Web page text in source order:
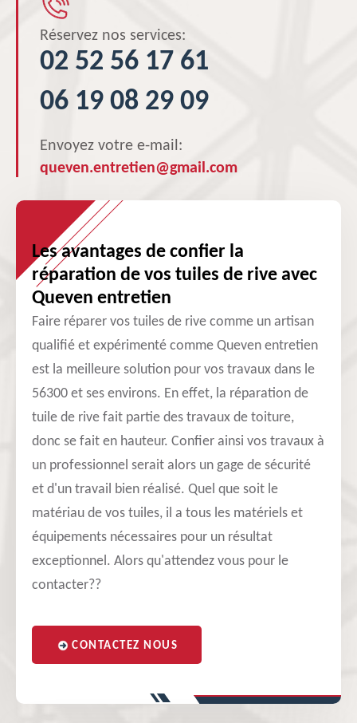
Réservez nos services:
02 52 56 17 61
06 19 08 29 09
Envoyez votre e-mail:
queven.entretien@gmail.com
Les avantages de confier la
réparation de vos tuiles de rive avec
Queven entretien
Faire réparer vos tuiles de rive comme un artisan
qualifié et expérimenté comme Queven entretien
est la meilleure solution pour vos travaux dans le
56300 et ses environs. En effet, la réparation de
tuile de rive fait partie des travaux de toiture,
donc se fait en hauteur. Confier ainsi vos travaux à
un professionnel serait alors un gage de sécurité
et d'un travail bien réalisé. Quel que soit le
matériau de vos tuiles, il a tous les matériels et
équipements nécessaires pour un résultat
exceptionnel. Alors qu'attendez vous pour le
contacter??
CONTACTEZ NOUS